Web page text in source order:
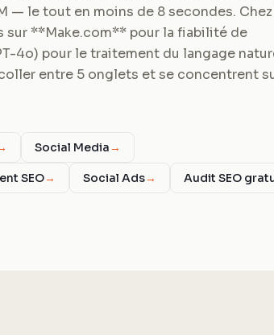
— le tout en moins de 8 secondes. Chez
sur **Make.com** pour la fiabilité de
4o) pour le traitement du langage
entre 5 onglets et se concentrent
Social Media→
SEO→ Social Ads→ Audit SEO